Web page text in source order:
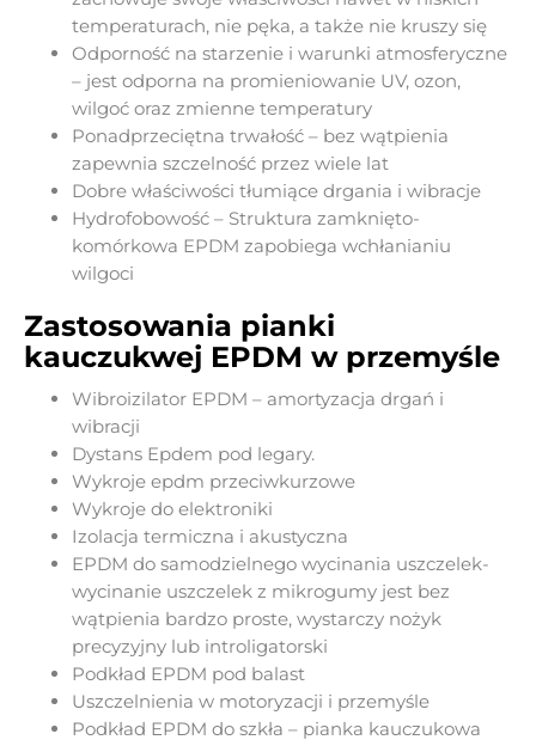
temperaturach, nie pęka, a także nie kruszy się
Odporność na starzenie i warunki atmosferyczne
– jest odporna na promieniowanie UV, ozon,
wilgoć oraz zmienne temperatury
Ponadprzeciętna trwałość – bez wątpienia
zapewnia szczelność przez wiele lat
Dobre właściwości tłumiące drgania i wibracje
Hydrofobowość – Struktura zamknięto-
komórkowa EPDM zapobiega wchłanianiu
wilgoci
Zastosowania pianki
kauczukwej EPDM w przemyśle
Wibroizilator EPDM – amortyzacja drgań i
wibracji
Dystans Epdem pod legary.
Wykroje epdm przeciwkurzowe
Wykroje do elektroniki
Izolacja termiczna i akustyczna
EPDM do samodzielnego wycinania uszczelek-
wycinanie uszczelek z mikrogumy jest bez
wątpienia bardzo proste, wystarczy nożyk
precyzyjny lub introligatorski
Podkład EPDM pod balast
Uszczelnienia w motoryzacji i przemyśle
Podkład EPDM do szkła – pianka kauczukowa